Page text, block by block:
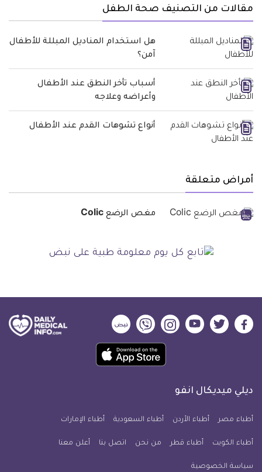
مقالات من التصنيف صحة الطفل
هل استخدام المناديل المبللة للأطفال
آمن؟
أسباب تأخر النطق عند الأطفال
وأعراضه وعلاجه
أنواع تشوهات القدم عند الأطفال
أمراض متعلقة
مغص الرضع Colic
ديلي
فيسبوك
ديلي
تويتر
ديلي
ميديكال
يوتيوب
ديلي
ميديكال
انفو
ديلي
ميديكال
انفو
ديلي
ميديكال
انفو
حمل
تطبيق
معلومة
للآيفون
ديلي ميديكال انفو
أطباء مصر أطباء الأردن أطباء السعودية أطباء الإمارات
أطباء الكويت أطباء قطر من نحن اتصل بنا أعلن معنا
سياسة الخصوصية